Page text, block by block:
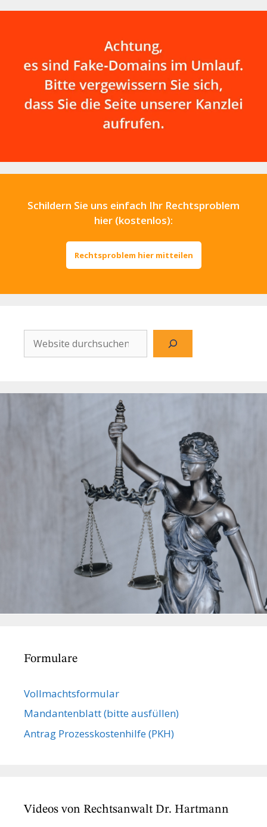
Schildern Sie uns einfach Ihr Rechtsproblem
hier (kostenlos):
Rechtsproblem hier mitteilen
Website
durchsuchen
Formulare
Vollmachts­formular
Mandanten­blatt (bitte ausfüllen)
Antrag Prozesskostenhilfe (PKH)
Videos von Rechtsanwalt Dr. Hartmann